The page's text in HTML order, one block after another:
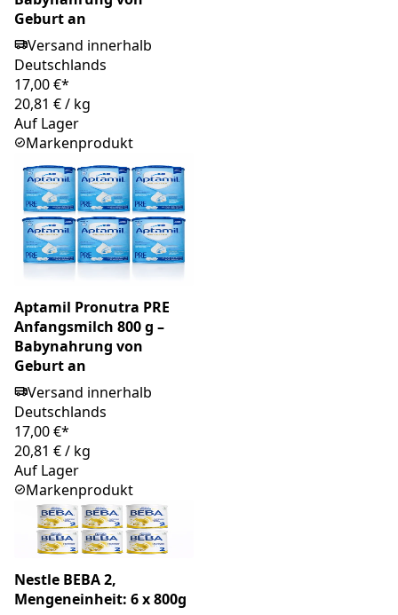
Geburt an
Versand innerhalb
Deutschlands
17,00 €*
20,81 €/ kg
Auf Lager
Markenprodukt
Aptamil Pronutra PRE
Anfangsmilch 800 g –
Babynahrung von
Geburt an
Versand innerhalb
Deutschlands
17,00 €*
20,81 €/ kg
Auf Lager
Markenprodukt
Nestle BEBA 2,
Mengeneinheit: 6 x 800g